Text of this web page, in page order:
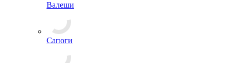
Валеши
Сапоги